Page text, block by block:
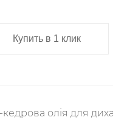
Купить в 1 клик
олія для